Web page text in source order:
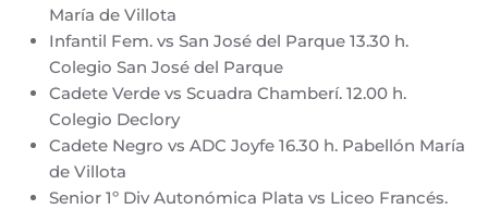
María de Villota
Infantil Fem. vs San José del Parque 13.30 h.
Colegio San José del Parque
Cadete Verde vs Scuadra Chamberí. 12.00 h.
Colegio Declory
Cadete Negro vs ADC Joyfe 16.30 h. Pabellón María
de Villota
Senior 1º Div Autonómica Plata vs Liceo Francés.